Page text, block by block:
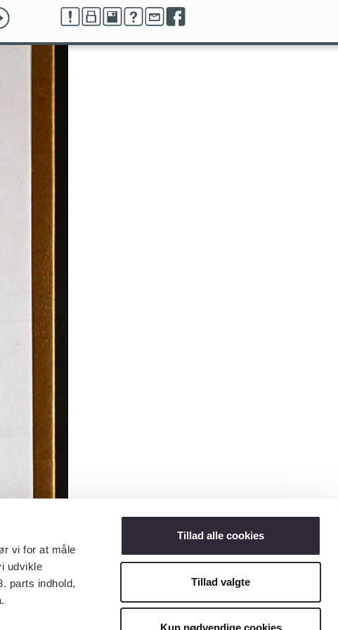
vi for at måle
udvikle
parts indhold,
Tillad alle cookies
Tillad valgte
Kun nødvendige cookies